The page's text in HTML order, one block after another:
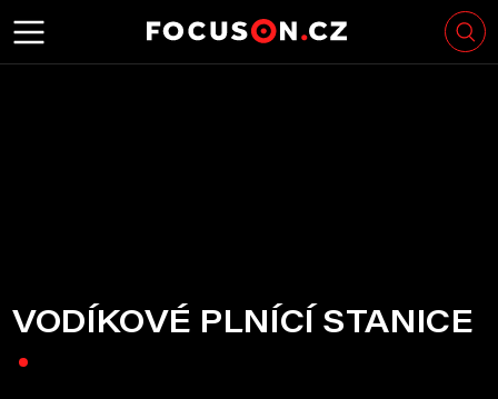
VODÍKOVÉ PLNÍCÍ STANICE